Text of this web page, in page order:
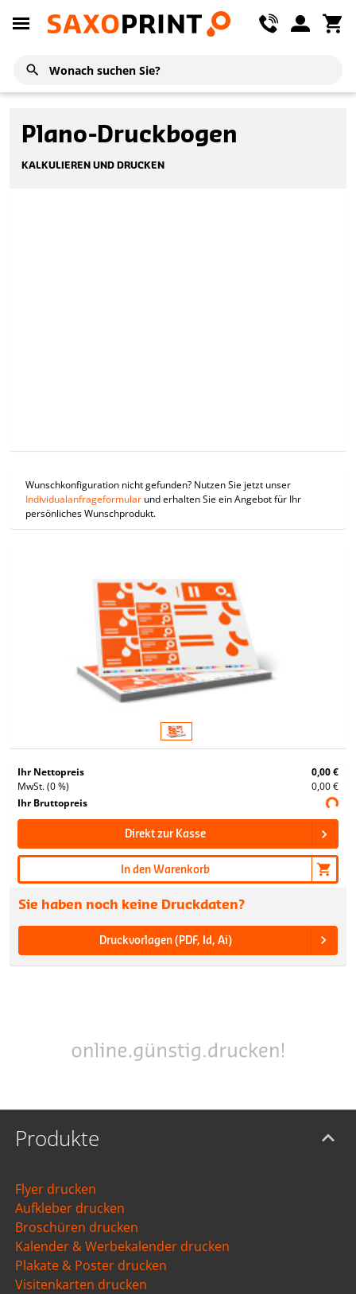
Plano-Druckbogen
KALKULIEREN UND DRUCKEN
Wunschkonfiguration nicht gefunden? Nutzen Sie jetzt unser
Individualanfrageformular und erhalten Sie ein Angebot für Ihr
persönliches Wunschprodukt.
Ihr Nettopreis
0,00 €
MwSt. (0 %)
0,00 €
Ihr Bruttopreis
Direkt zur Kasse
In den Warenkorb
Sie haben noch keine Druckdaten?
Druckvorlagen (PDF, Id, Ai)
Produkte
Flyer drucken
Aufkleber drucken
Broschüren drucken
Kalender & Werbekalender drucken
Plakate & Poster drucken
Visitenkarten drucken